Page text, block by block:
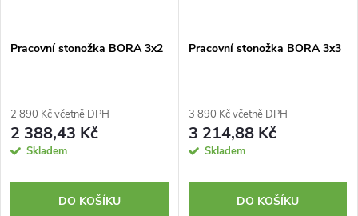
Pracovní stonožka BORA 3x2
2 890 Kč včetně DPH
2 388,43 Kč
Skladem
DO KOŠÍKU
Pracovní stonožka BORA 3x3
3 890 Kč včetně DPH
3 214,88 Kč
Skladem
DO KOŠÍKU